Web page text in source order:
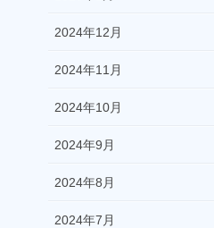
2024年12月
2024年11月
2024年10月
2024年9月
2024年8月
2024年7月